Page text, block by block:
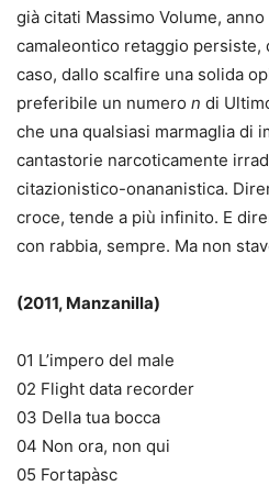
già citati Massimo Volume, anno
camaleontico retaggio persiste,
caso, dallo scalfire una solida
preferibile un numero n di
che una qualsiasi marmaglia di
cantastorie narcoticamente
citazionistico-onananistica.
croce, tende a più infinito. E
con rabbia, sempre. Ma non
(2011, Manzanilla)
01 L’impero del male
02 Flight data recorder
03 Della tua bocca
04 Non ora, non qui
05 Fortapàsc